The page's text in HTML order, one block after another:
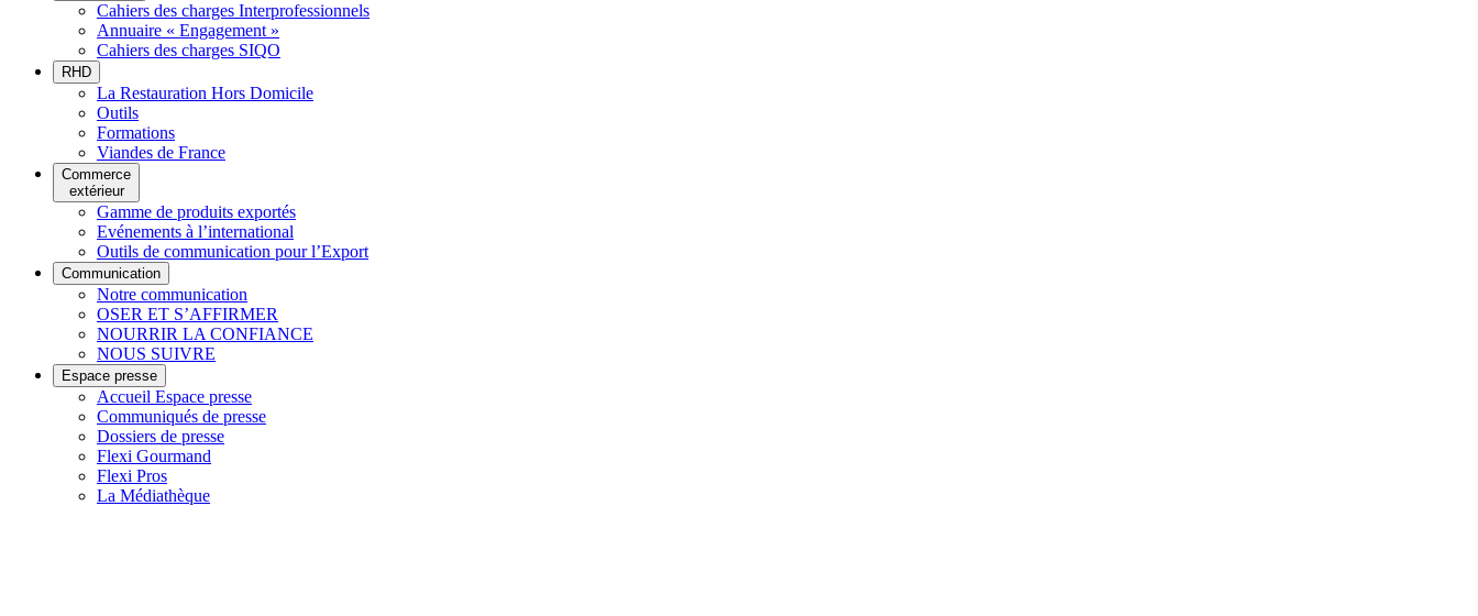
Cahiers des charges Interprofessionnels
Annuaire « Engagement »
Cahiers des charges SIQO
RHD
La Restauration Hors Domicile
Outils
Formations
Viandes de France
Commerce
extérieur
Gamme de produits exportés
Evénements à l’international
Outils de communication pour l’Export
Communication
Notre communication
OSER ET S’AFFIRMER
NOURRIR LA CONFIANCE
NOUS SUIVRE
Espace presse
Accueil Espace presse
Communiqués de presse
Dossiers de presse
Flexi Gourmand
Flexi Pros
La Médiathèque